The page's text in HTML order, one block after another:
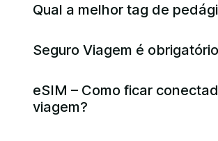
Qual a melhor tag de
Seguro Viagem é
eSIM – Como ficar
viagem?